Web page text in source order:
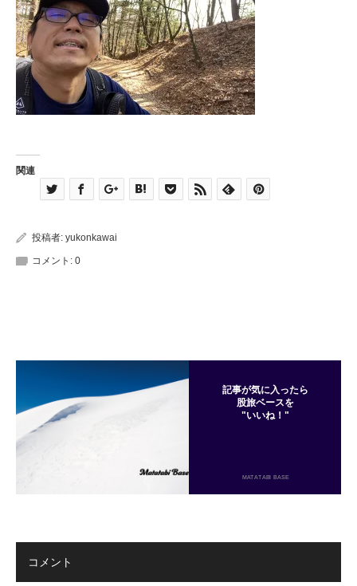
関連
投稿者: yukonkawai
コメント: 0
記事が気に入ったら
股旅ベースを
"いいね！"
MATATABI BASE
コメント